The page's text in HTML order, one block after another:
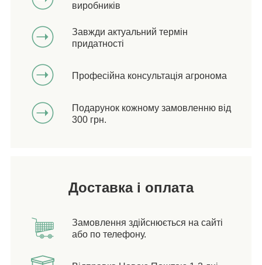
виробників
Завжди актуальний термін
придатності
Професійна консультація агронома
Подарунок кожному замовленню від
300 грн.
Доставка і оплата
Замовлення здійснюється на сайті
або по телефону.